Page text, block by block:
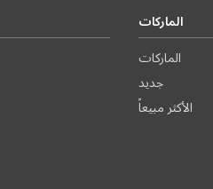
الماركات
الماركات
جديد
الأكثر مبيعاً